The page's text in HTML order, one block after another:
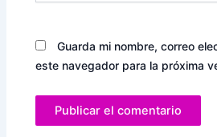
Guarda mi nombre, correo
este navegador para la próxima